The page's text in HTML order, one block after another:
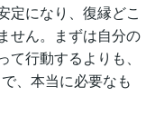
定になり、復縁どこ
せん。まずは自分の
行動するよりも、
で、本当に必要なも